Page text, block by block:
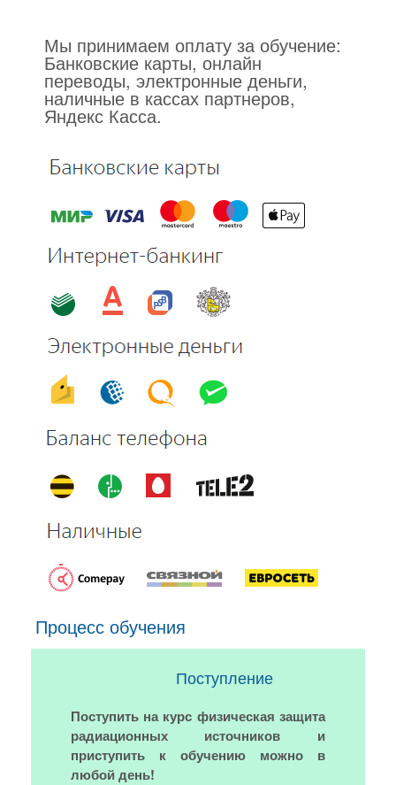
Мы принимаем оплату за обучение:
Банковские карты, онлайн
переводы, электронные деньги,
наличные в кассах партнеров,
Яндекс Касса.
Процесс обучения
Поступление
Поступить на курс физическая защита
радиационных источников и
приступить к обучению можно в
любой день!